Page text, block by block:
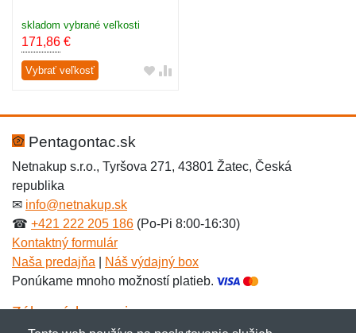
skladom vybrané veľkosti
171,86 €
Vybrať veľkosť
Pentagontac.sk
Netnakup s.r.o., Tyršova 271, 43801 Žatec, Česká
republika
✉ info@netnakup.sk
☎ +421 222 205 186 (Po-Pi 8:00-16:30)
Kontaktný formulár
Naša predajňa
Náš výdajný box
Ponúkame mnoho možností platieb.
Zákaznícky servis